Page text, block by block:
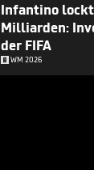
Infantino
Milliarden:
der FIFA
WM 2026